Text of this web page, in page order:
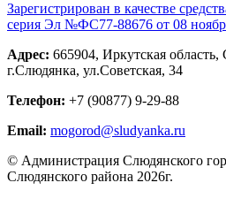
Зарегистрирован в качестве
серия Эл №ФС77-88676 от 08
Адрес: 665904, Иркутская
г.Слюдянка, ул.Советская, 34
Телефон: +7 (90877) 9-29-88
Email: mogorod@sludyanka.ru
© Администрация Слюдянского
Слюдянского района 2026г.